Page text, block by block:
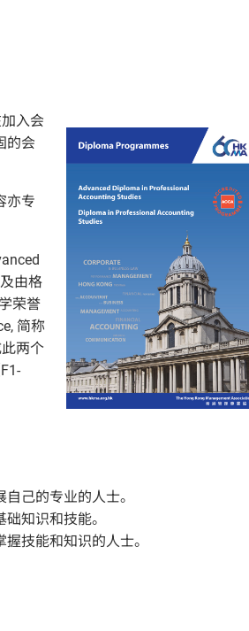
入会
的会
亦专
由格
荣誉
简称
两个
己的专业的人士。
知识和技能。
技能和知识的人士。